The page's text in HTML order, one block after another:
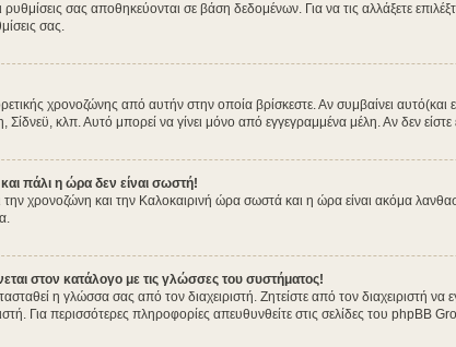
ρυθμίσεις σας αποθηκεύονται σε βάση δεδομένων. Για να τις αλλάξετε
σας.
χρονοζώνης από αυτήν στην οποία βρίσκεστε. Αν συμβαίνει
κλπ. Αυτό μπορεί να γίνει μόνο από εγγεγραμμένα μέλη. Αν δεν είστε
πάλι η ώρα δεν είναι σωστή!
την χρονοζώνη και την Καλοκαιρινή ώρα σωστά και η ώρα είναι ακόμα
στον κατάλογο με τις γλώσσες του συστήματος!
η γλώσσα σας από τον διαχειριστή. Ζητείστε από τον διαχειριστή
Για περισσότερες πληροφορίες απευθυνθείτε στις σελίδες του phpBB